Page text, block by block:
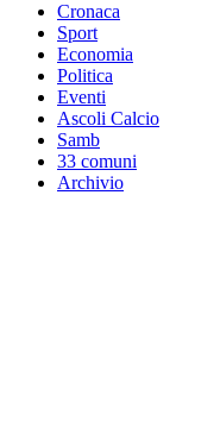
Cronaca
Sport
Economia
Politica
Eventi
Ascoli Calcio
Samb
33 comuni
Archivio